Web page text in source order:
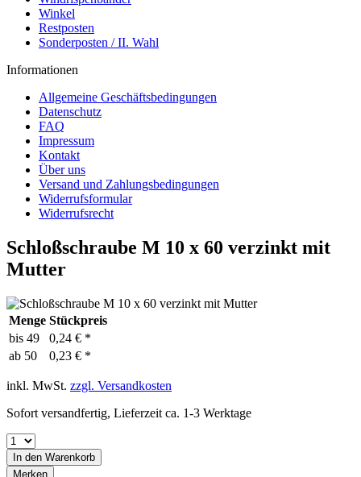
Winkel
Restposten
Sonderposten / II. Wahl
Informationen
Allgemeine Geschäftsbedingungen
Datenschutz
FAQ
Impressum
Kontakt
Über uns
Versand und Zahlungsbedingungen
Widerrufsformular
Widerrufsrecht
Schloßschraube M 10 x 60 verzinkt mit
Mutter
Menge Stückpreis
bis 49
0,24 € *
ab 50 0,23 € *
inkl. MwSt. zzgl. Versandkosten
Sofort versandfertig, Lieferzeit ca. 1-3 Werktage
In den Warenkorb
Merken